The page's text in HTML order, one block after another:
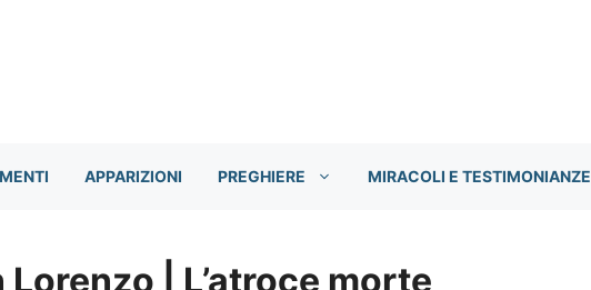
APPARIZIONI PREGHIERE MIRACOLI E TESTIMONIANZE
| L’atroce morte